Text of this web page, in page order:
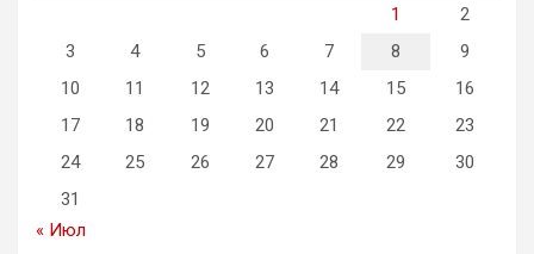
1
2
3
4 5 6 7 8
9
10
11 12 13 14 15
16
17
18 19 20 21 22
23
24
25 26 27 28 29
30
31
« Июл